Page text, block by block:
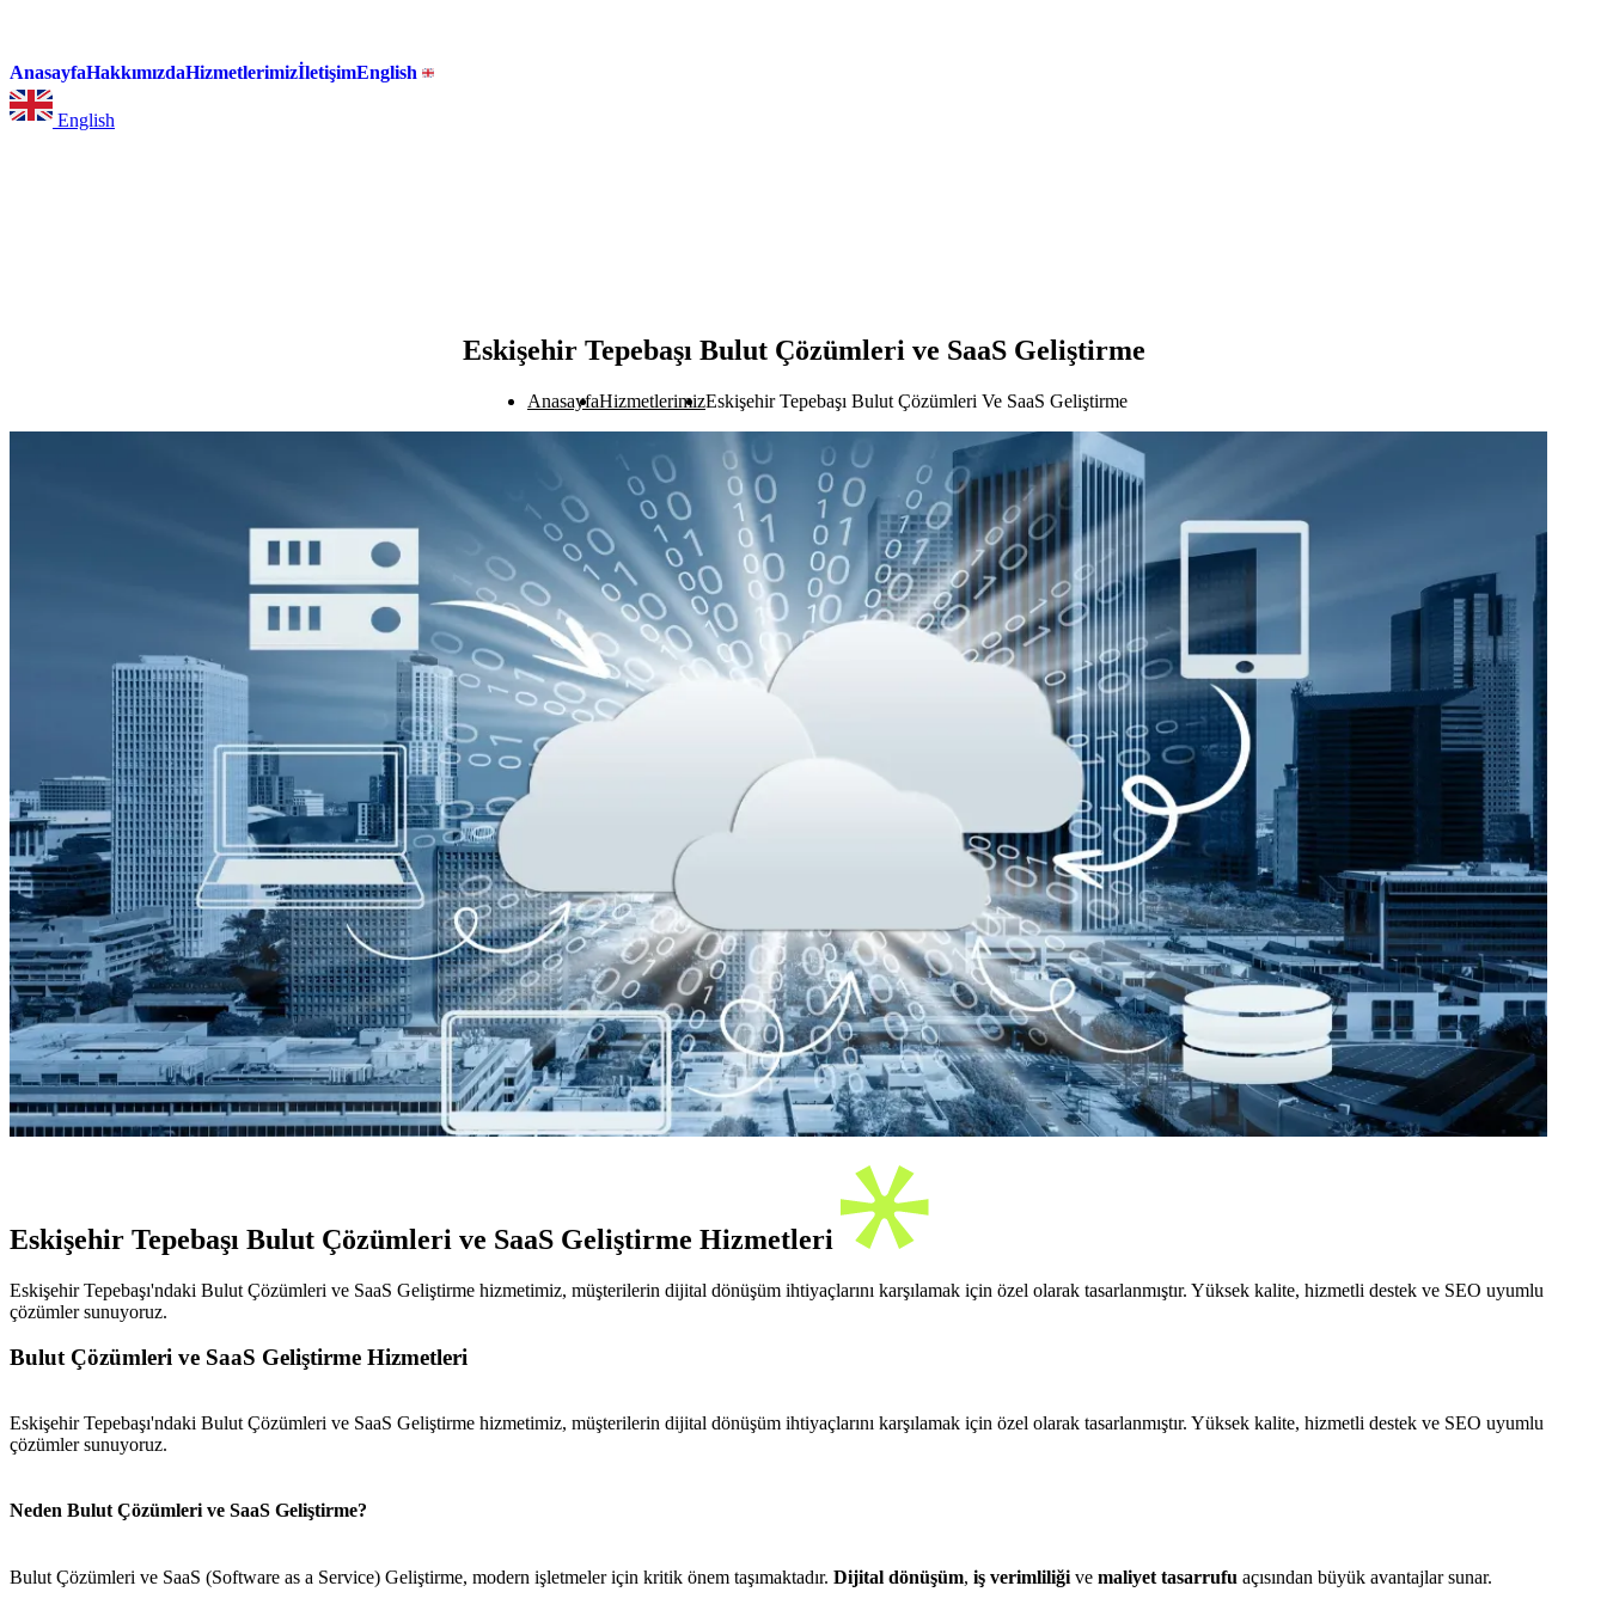
AnasayfaHakkımızdaHizmetlerimizİletişimEnglish
English
Eskişehir Tepebaşı Bulut Çözümleri ve SaaS Geliştirme
AnasayfaHizmetlerimizEskişehir Tepebaşı Bulut Çözümleri Ve SaaS Geliştirme
Eskişehir Tepebaşı Bulut Çözümleri ve SaaS Geliştirme Hizmetleri
Eskişehir Tepebaşı'ndaki Bulut Çözümleri ve SaaS Geliştirme hizmetimiz, müşterilerin dijital dönüşüm ihtiyaçlarını karşılamak için özel olarak tasarlanmıştır. Yüksek kalite, hizmetli destek ve SEO uyumlu
çözümler sunuyoruz.
Bulut Çözümleri ve SaaS Geliştirme Hizmetleri
Eskişehir Tepebaşı'ndaki Bulut Çözümleri ve SaaS Geliştirme hizmetimiz, müşterilerin dijital dönüşüm ihtiyaçlarını karşılamak için özel olarak tasarlanmıştır. Yüksek kalite, hizmetli destek ve SEO uyumlu
çözümler sunuyoruz.
Neden Bulut Çözümleri ve SaaS Geliştirme?
Bulut Çözümleri ve SaaS (Software as a Service) Geliştirme, modern işletmeler için kritik önem taşımaktadır. Dijital dönüşüm, iş verimliliği ve maliyet tasarrufu açısından büyük avantajlar sunar.